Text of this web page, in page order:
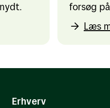
forsøg
Læs
Erhverv